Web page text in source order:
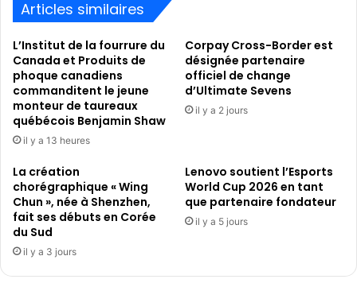
Formula
Dallara
autonome
»
au
GITEX
Global
2023
Articles similaires
L’Institut de la fourrure du
Canada et Produits de
phoque canadiens
commanditent le jeune
monteur de taureaux
québécois Benjamin Shaw
il y a 13 heures
Corpay Cross-Border est
désignée partenaire
officiel de change
d’Ultimate Sevens
il y a 2 jours
La création
chorégraphique « Wing
Chun », née à Shenzhen,
fait ses débuts en Corée
du Sud
il y a 3 jours
Lenovo soutient l’Esports
World Cup 2026 en tant
que partenaire fondateur
il y a 5 jours